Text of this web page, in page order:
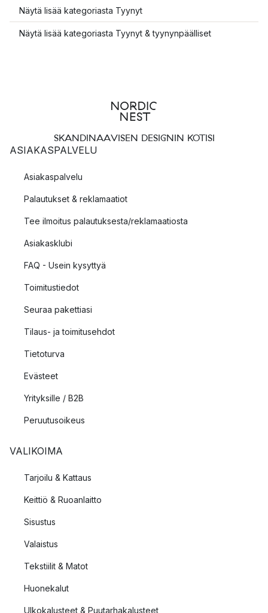
Näytä lisää kategoriasta Tyynyt
Näytä lisää kategoriasta Tyynyt & tyynynpäälliset
SKANDINAAVISEN DESIGNIN KOTISI
ASIAKASPALVELU
Asiakaspalvelu
Palautukset & reklamaatiot
Tee ilmoitus palautuksesta/reklamaatiosta
Asiakasklubi
FAQ - Usein kysyttyä
Toimitustiedot
Seuraa pakettiasi
Tilaus- ja toimitusehdot
Tietoturva
Evästeet
Yrityksille / B2B
Peruutusoikeus
VALIKOIMA
Tarjoilu & Kattaus
Keittiö & Ruoanlaitto
Sisustus
Valaistus
Tekstiilit & Matot
Huonekalut
Ulkokalusteet & Puutarhakalusteet